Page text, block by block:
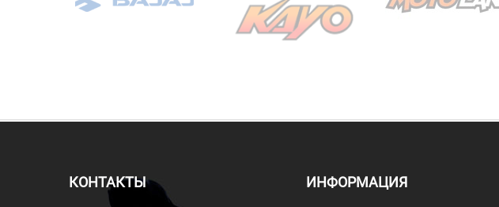
КОНТАКТЫ ИНФОРМАЦИЯ